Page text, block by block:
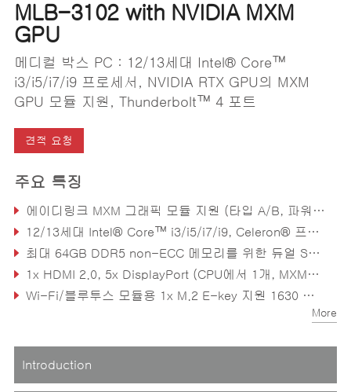
MLB-3102 with NVIDIA MXM
GPU
메디컬 박스 PC : 12/13세대 Intel® Core™
i3/i5/i7/i9 프로세서, NVIDIA RTX GPU의 MXM
GPU 모듈 지원, Thunderbolt™ 4 포트
견적 요청
주요 특징
에이디링크 MXM 그래픽 모듈 지원 (타입 A/B, 파워서플라이에 따라 최대 120W TDP)
12/13세대 Intel® Core™ i3/i5/i7/i9, Celeron® 프로세서
최대 64GB DDR5 non-ECC 메모리를 위한 듀얼 SODIMM (CPU에 따라)
1x HDMI 2.0, 5x DisplayPort (CPU에서 1개, MXM에서 4개)
Wi-Fi/블루투스 모듈용 1x M.2 E-key 지원 1630 또는 2230, SATA 스토리지 모듈용 1x M.2 M-key 지원 2242 또는 2280, NVMe & 프레임그래버용 1x M.2 M-key 지원 2242 또는 2280
More
Introduction